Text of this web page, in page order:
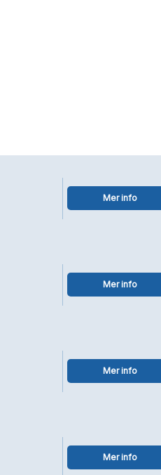
Mer info
Mer info
Mer info
Mer info